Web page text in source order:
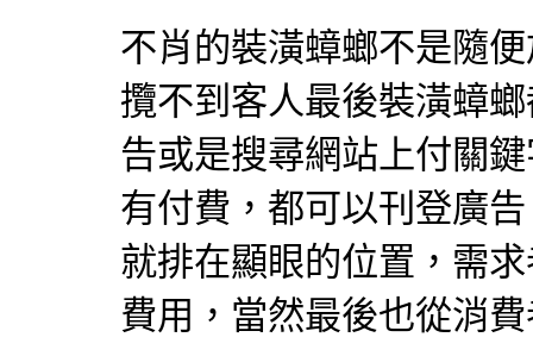
不肖的裝潢蟑螂不是隨
攬不到客人最後裝潢蟑
告或是搜尋網站上付關
有付費，都可以刊登廣
就排在顯眼的位置，需
費用，當然最後也從消